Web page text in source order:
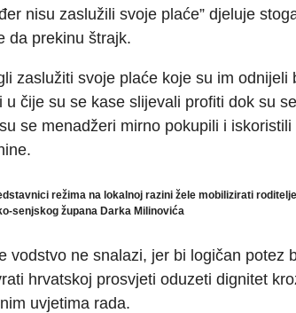
nisu zaslužili svoje plaće” djeluje
da prekinu štrajk.
zaslužiti svoje plaće koje su im odnijeli
čije su se kase slijevali profiti dok su
se menadžeri mirno pokupili i
režima na lokalnoj razini žele mobilizirati
senjskog župana Darka Milinovića
vodstvo ne snalazi, jer bi logičan potez
hrvatskoj prosvjeti oduzeti dignitet
uvjetima rada.